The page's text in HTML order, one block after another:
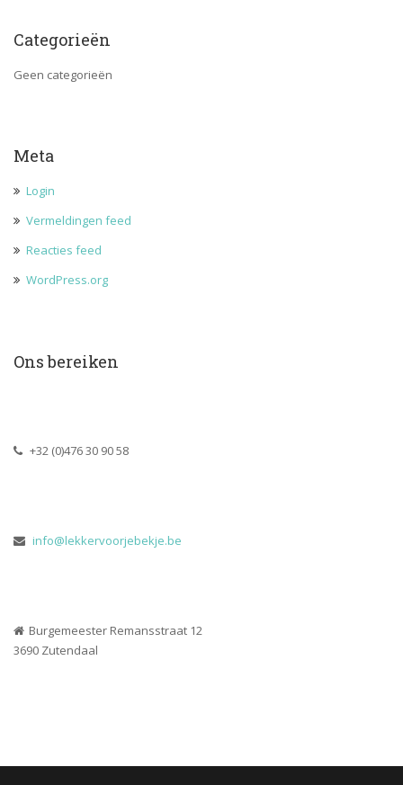
Categorieën
Geen categorieën
Meta
Login
Vermeldingen feed
Reacties feed
WordPress.org
Ons bereiken
+32 (0)476 30 90 58
info@lekkervoorjebekje.be
Burgemeester Remansstraat 12
3690 Zutendaal